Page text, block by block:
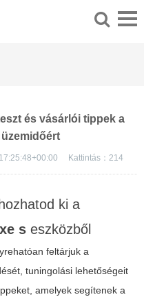
és vásárlói tippek a
Kattintás： 214
ki a
s eszközből
feltárjuk a
tuningolási lehetőségeit
amelyek segítenek a